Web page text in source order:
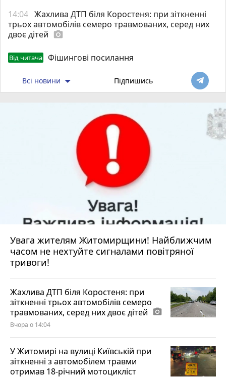
14:04 Жахлива ДТП біля Коростеня: при зіткненні
трьох автомобілів семеро травмованих, серед них
двоє дітей photo_camera
Від читача Фішингові посилання
Всі новини Підпишись
Увага жителям Житомирщини! Найближчим
часом не нехтуйте сигналами повітряної
тривоги!
Жахлива ДТП біля Коростеня: при
зіткненні трьох автомобілів семеро
травмованих, серед них двоє дітей photo_camera
Вчора о 14:04
У Житомирі на вулиці Київській при
зіткненні з автомобілем травми
отримав 18-річний мотоцикліст